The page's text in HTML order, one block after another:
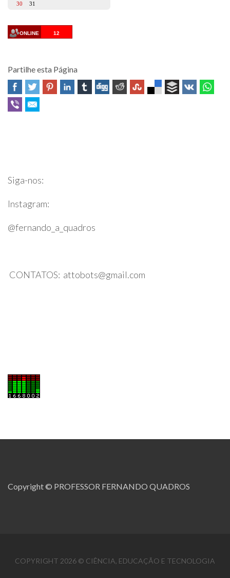
30
31
ONLINE 12
Partilhe esta Página
Siga-nos:
Instagram:
@fernando_a_quadros
CONTATOS: attobots@gmail.com
Copyright © PROFESSOR FERNANDO QUADROS
COPYRIGHT 2026 © CIÊNCIA, EDUCAÇÃO E TECNOLOGIA